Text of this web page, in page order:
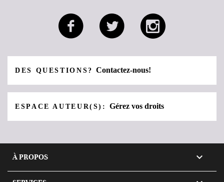
DES QUESTIONS?Contactez-nous!
ESPACE AUTEUR(S):Gérez vos droits
À PROPOS 